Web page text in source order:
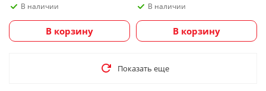
В наличии
В корзину
В наличии
В корзину
Показать еще